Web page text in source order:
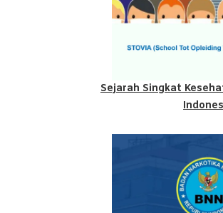
Sejarah Singkat